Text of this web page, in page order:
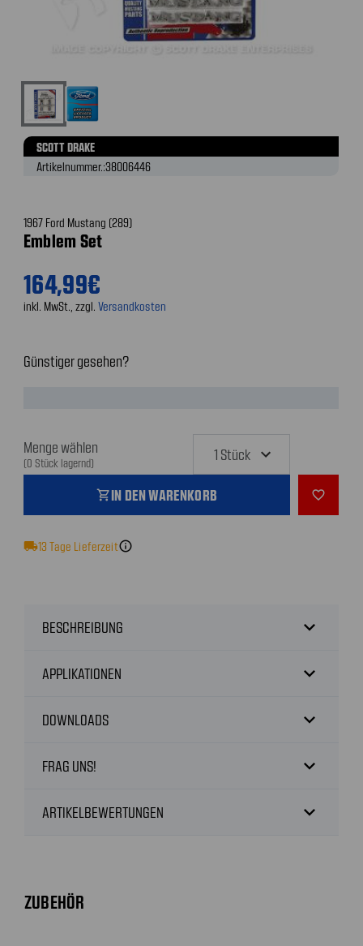
SCOTT DRAKE
Artikelnummer.:38006446
1967 Ford Mustang (289)
Emblem Set
164,99€
inkl. MwSt., zzgl. Versandkosten
Günstiger gesehen?
Menge wählen
(0 Stück lagernd)
shopping_cartIN DEN WARENKORB favorite_outline
local_shipping13 Tage Lieferzeitinfo
BESCHREIBUNG expand_more
APPLIKATIONEN expand_more
DOWNLOADS expand_more
FRAG UNS! expand_more
ARTIKELBEWERTUNGEN expand_more
ZUBEHÖR